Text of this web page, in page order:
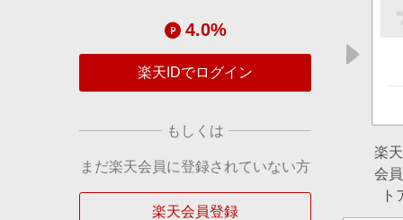
4.0%
楽天IDでログイン
もしくは
まだ楽天会員に登録されていない方
楽天会員登録
楽
会